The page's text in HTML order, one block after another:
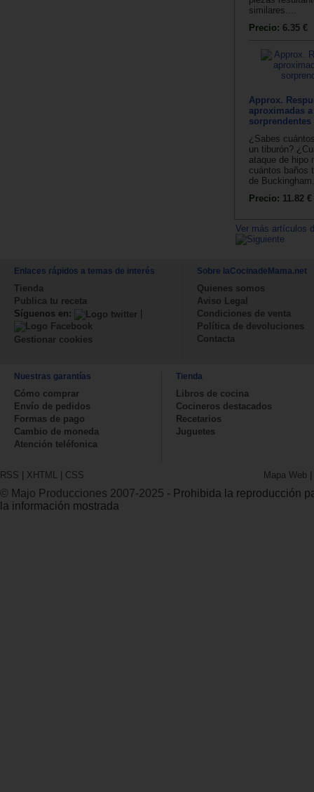
similares....
Precio: 6.35 €
Approx.
aproximadas
sorprendentes
¿Sabes
un tiburón?
ataque de hipo
cuántos baños
de
Precio: 11.82 €
Ver más artículos
Enlaces rápidos a temas de interés
Tienda
Publica tu receta
Síguenos en:
Gestionar cookies
Sobre laCocinadeMama.net
Quienes somos
Aviso Legal
Condiciones de venta
Política de devoluciones
Contacta
Nuestras garantías
Cómo comprar
Envío de pedidos
Formas de pago
Cambio de moneda
Atención teléfonica
Tienda
Libros de cocina
Cocineros destacados
Recetarios
Juguetes
RSS XHTML CSS Mapa Web
© Majo Producciones 2007-2025 - Prohibida la reproducción
la información mostrada